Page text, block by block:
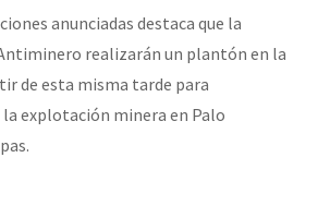
anunciadas destaca que la
realizarán un plantón en la
de esta misma tarde para
explotación minera en Palo